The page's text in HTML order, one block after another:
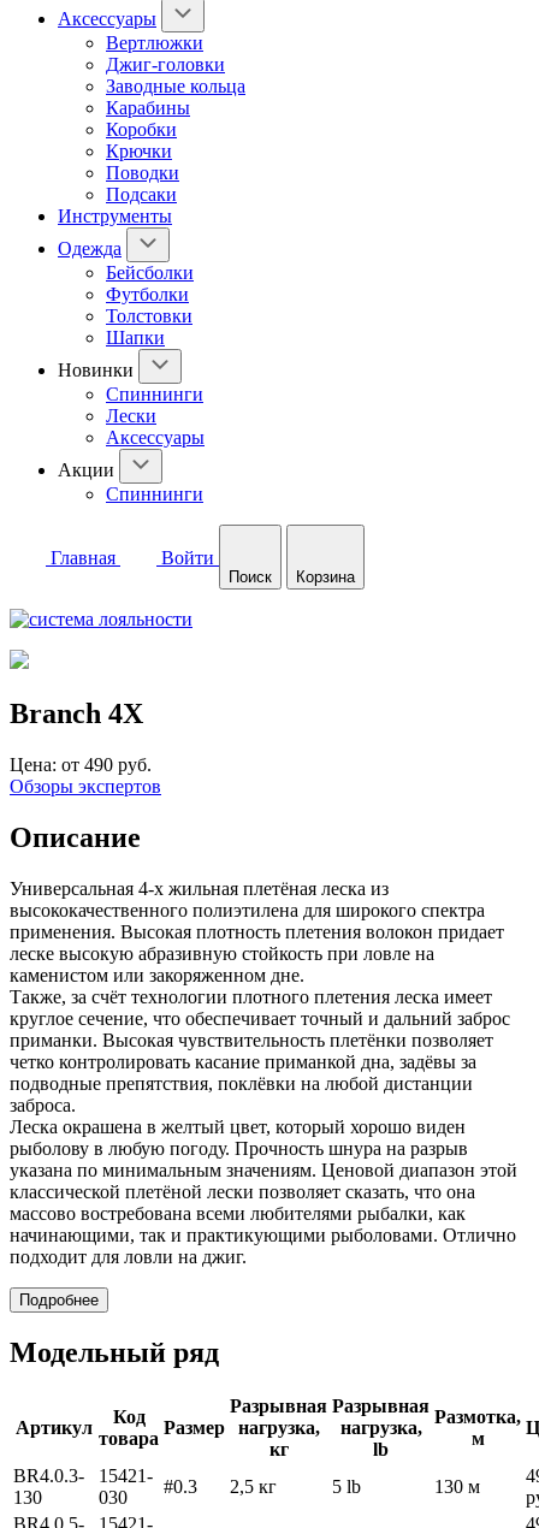
Аксессуары
Вертлюжки
Джиг-головки
Заводные кольца
Карабины
Коробки
Крючки
Поводки
Подсаки
Инструменты
Одежда
Бейсболки
Футболки
Толстовки
Шапки
Новинки
Спиннинги
Лески
Аксессуары
Акции
Спиннинги
Главная Войти
Поиск Корзина
Branch 4X
Цена: от 490 руб.
Обзоры экспертов
Описание
Универсальная 4-х жильная плетёная леска из
высококачественного полиэтилена для широкого спектра
применения. Высокая плотность плетения волокон придает
леске высокую абразивную стойкость при ловле на
каменистом или закоряженном дне.
Также, за счёт технологии плотного плетения леска имеет
круглое сечение, что обеспечивает точный и дальний заброс
приманки. Высокая чувствительность плетёнки позволяет
четко контролировать касание приманкой дна, задёвы за
подводные препятствия, поклёвки на любой дистанции
заброса.
Леска окрашена в желтый цвет, который хорошо виден
рыболову в любую погоду. Прочность шнура на разрыв
указана по минимальным значениям. Ценовой диапазон этой
классической плетёной лески позволяет сказать, что она
массово востребована всеми любителями рыбалки, как
начинающими, так и практикующими рыболовами. Отлично
подходит для ловли на джиг.
Подробнее
Модельный ряд
Артикул
Код
товара
Размер
Разрывная
нагрузка,
кг
Разрывная
нагрузка,
lb
Размотка,
м
BR4.0.3-
130
15421-
030
#0.3 2,5 кг 5 lb 130 м